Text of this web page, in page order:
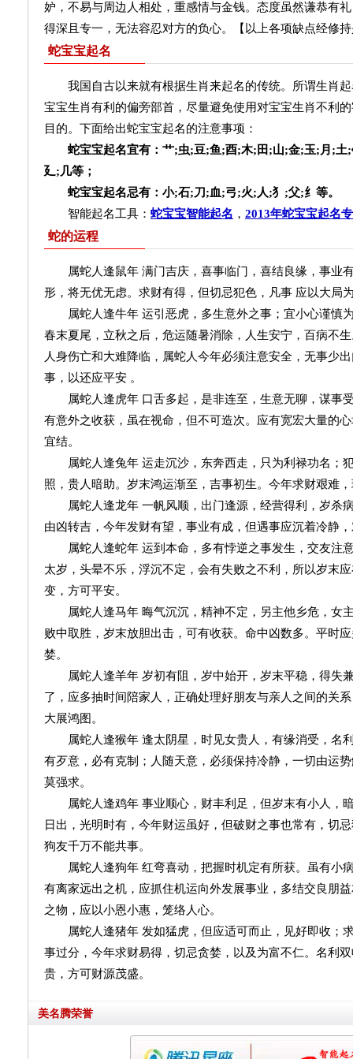
妒，不易与周边人相处，重感情与金钱。态度虽然谦恭有
得深且专一，无法容忍对方的负心。【以上各项缺点经修
蛇宝宝起名
我国自古以来就有根据生肖来起名的传统。所谓生肖起
宝宝生肖有利的偏旁部首，尽量避免使用对宝宝生肖不利
目的。下面给出蛇宝宝起名的注意事项：
蛇宝宝起名宜有：艹;虫;豆;鱼;酉;木;田;山;金;玉;月;
廴;几等；
蛇宝宝起名忌有：小;石;刀;血;弓;火;人;犭;父;纟等。
智能起名工具： 蛇宝宝智能起名 ， 2013年蛇宝宝起名
蛇的运程
属蛇人逢鼠年 满门吉庆，喜事临门，喜结良缘，事业
形，将无优无虑。求财有得，但切忌犯色，凡事 应以大局
属蛇人逢牛年 运引恶虎，多生意外之事；宜小心谨慎
春末夏尾，立秋之后，危运随暑消除，人生安宁，百病不
人身伤亡和大难降临，属蛇人今年必须注意安全，无事少
事，以还应平安 。
属蛇人逢虎年 口舌多起，是非连至，生意无聊，谋事
有意外之收获，虽在视命，但不可造次。应有宽宏大量的
宜结。
属蛇人逢兔年 运走沉沙，东奔西走，只为利禄功名；
照，贵人暗助。岁末鸿运渐至，吉事初生。今年求财艰难
属蛇人逢龙年 一帆风顺，出门逢源，经营得利，岁杀
由凶转吉，今年发财有望，事业有成，但遇事应沉着冷静
属蛇人逢蛇年 运到本命，多有悖逆之事发生，交友注
太岁，头晕不乐，浮沉不定，会有失败之不利，所以岁末
变，方可平安。
属蛇人逢马年 晦气沉沉，精神不定，另主他乡危，女
败中取胜，岁末放胆出击，可有收获。命中凶数多。平时
婪。
属蛇人逢羊年 岁初有阻，岁中始开，岁末平稳，得失
了，应多抽时间陪家人，正确处理好朋友与亲人之间的关
大展鸿图。
属蛇人逢猴年 逢太阴星，时见女贵人，有缘消受，名
有歹意，必有克制；人随天意，必须保持冷静，一切由运
莫强求。
属蛇人逢鸡年 事业顺心，财丰利足，但岁末有小人，
日出，光明时有，今年财运虽好，但破财之事也常有，切
狗友千万不能共事。
属蛇人逢狗年 红弯喜动，把握时机定有所获。虽有小
有离家远出之机，应抓住机运向外发展事业，多结交良朋
之物，应以小恩小惠，笼络人心。
属蛇人逢猪年 发如猛虎，但应适可而止，见好即收；
事过分，今年求财易得，切忌贪婪，以及为富不仁。名利
贵，方可财源茂盛。
美名腾荣誉